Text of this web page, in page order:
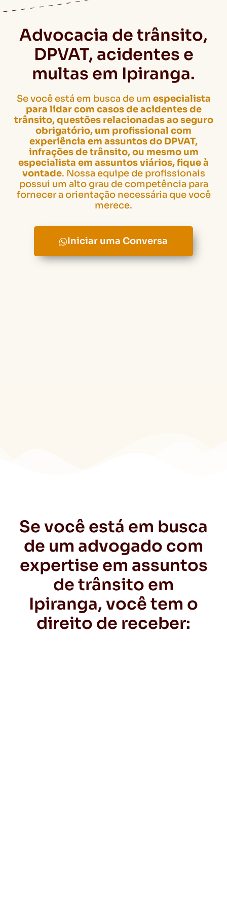
Advocacia de trânsito,
DPVAT, acidentes e
multas em Ipiranga.
Se você está em busca de um especialista
para lidar com casos de acidentes de
trânsito, questões relacionadas ao seguro
obrigatório, um profissional com
experiência em assuntos do DPVAT,
infrações de trânsito, ou mesmo um
especialista em assuntos viários, fique à
vontade. Nossa equipe de profissionais
possui um alto grau de competência para
fornecer a orientação necessária que você
merece.
Iniciar uma Conversa
Se você está em busca
de um advogado com
expertise em assuntos
de trânsito em
Ipiranga, você tem o
direito de receber: